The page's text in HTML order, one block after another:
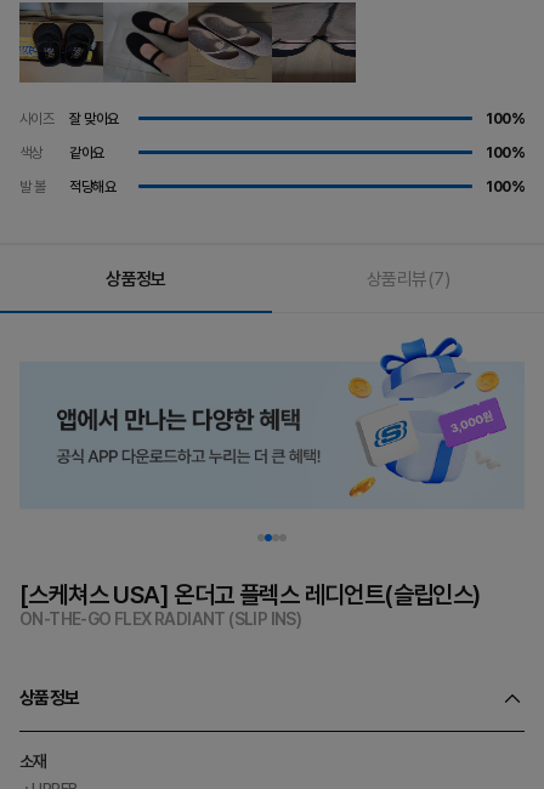
사이즈 잘 맞아요
100%
색상
같아요
100%
발 볼
적당해요 100%
상품정보 상품리뷰(7)
[스케쳐스 USA] 온더고 플렉스 레디언트(슬립인스)
ON-THE-GO FLEX RADIANT (SLIP INS)
상품정보
소재